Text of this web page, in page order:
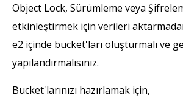
Object Lock, Sürümleme veya
etkinleştirmek için verileri
e2 içinde bucket'ları oluşturmalı ve
yapılandırmalısınız.
Bucket'larınızı hazırlamak için,